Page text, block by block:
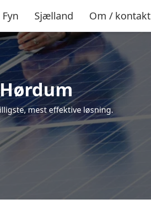
Fyn Sjælland Om / kontakt
mest effektive løsning.